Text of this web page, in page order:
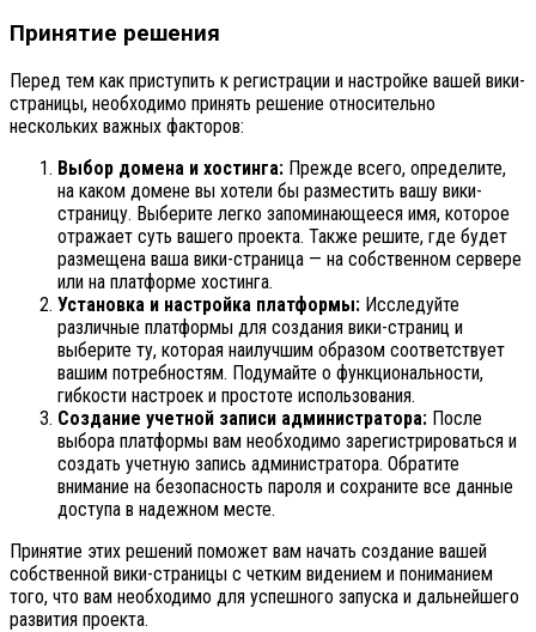
Принятие решения
Перед тем как приступить к регистрации и настройке вашей вики-
страницы, необходимо принять решение относительно
нескольких важных факторов:
Выбор домена и хостинга: Прежде всего, определите,
на каком домене вы хотели бы разместить вашу вики-
страницу. Выберите легко запоминающееся имя, которое
отражает суть вашего проекта. Также решите, где будет
размещена ваша вики-страница — на собственном сервере
или на платформе хостинга.
Установка и настройка платформы: Исследуйте
различные платформы для создания вики-страниц и
выберите ту, которая наилучшим образом соответствует
вашим потребностям. Подумайте о функциональности,
гибкости настроек и простоте использования.
Создание учетной записи администратора: После
выбора платформы вам необходимо зарегистрироваться и
создать учетную запись администратора. Обратите
внимание на безопасность пароля и сохраните все данные
доступа в надежном месте.
Принятие этих решений поможет вам начать создание вашей
собственной вики-страницы с четким видением и пониманием
того, что вам необходимо для успешного запуска и дальнейшего
развития проекта.